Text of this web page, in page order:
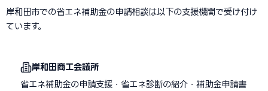
岸和田市での省エネ補助金の申請相談は以下の支援機関で受け付け
ています。
岸和田商工会議所
省エネ補助金の申請支援・省エネ診断の紹介・補助金申請書